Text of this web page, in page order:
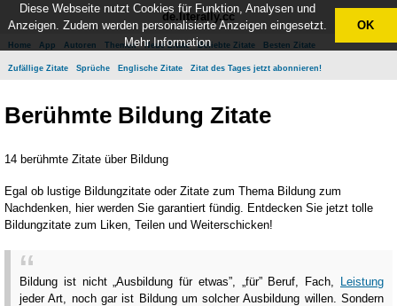
de.literally.cc
Home App Autoren Themen Neue Zitate Beliebte Zitate Besten Zitate
Zufällige Zitate Sprüche Englische Zitate Zitat des Tages jetzt abonnieren!
Berühmte Bildung Zitate
14 berühmte Zitate über Bildung
Egal ob lustige Bildungzitate oder Zitate zum Thema Bildung zum
Nachdenken, hier werden Sie garantiert fündig. Entdecken Sie jetzt tolle
Bildungzitate zum Liken, Teilen und Weiterschicken!
Bildung ist nicht „Ausbildung für etwas”, „für” Beruf, Fach,
Leistung
jeder Art, noch gar ist Bildung um solcher Ausbildung willen. Sondern
Diese Webseite nutzt Cookies für Funktion, Analysen und
Anzeigen. Zudem werden personalisierte Anzeigen eingesetzt.
Mehr Information
OK